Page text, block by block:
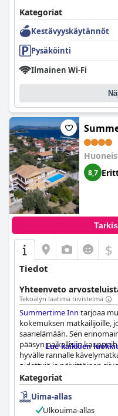
Kategoriat
Kestävyyskäytännöt
Pysäköinti
Ilmainen Wi-Fi
8,7
$
Tiedot
Yhteenveto
Tekoälyn laatima tiivistelmä
Summertime Inn tarjoaa
kokemuksen matkailijoille,
saarielämään. Sen
pääsyn paikallisiin
hyvälle rannalle
pidettyjä ja päivittäinen
vaikka jotkut vieraat kokivat
Henkilökunta on
avuliasta useilla kielillä.
tarjoaa miellyttävän ja
Lue kaikkien
Kategoriat
Uima-allas
Ulkouima-allas